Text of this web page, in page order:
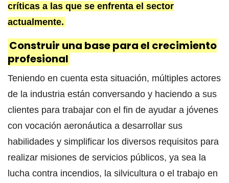
críticas a las que se enfrenta el sector
actualmente.
Construir una base para el crecimiento
profesional
Teniendo en cuenta esta situación, múltiples actores
de la industria están conversando y haciendo a sus
clientes para trabajar con el fin de ayudar a jóvenes
con vocación aeronáutica a desarrollar sus
habilidades y simplificar los diversos requisitos para
realizar misiones de servicios públicos, ya sea la
lucha contra incendios, la silvicultura o el trabajo en